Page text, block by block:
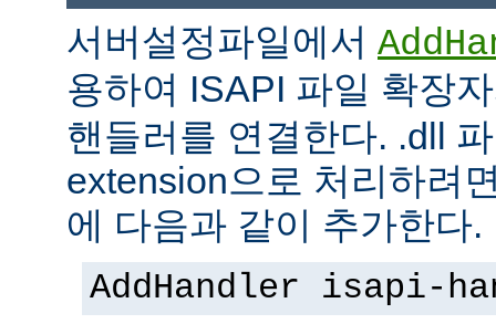
서버설정파일에서
용하여 ISAPI 파일 확장
핸들러를 연결한다. .dll
extension으로 처리하려
에 다음과 같이 추가한다.
AddHandler isapi-